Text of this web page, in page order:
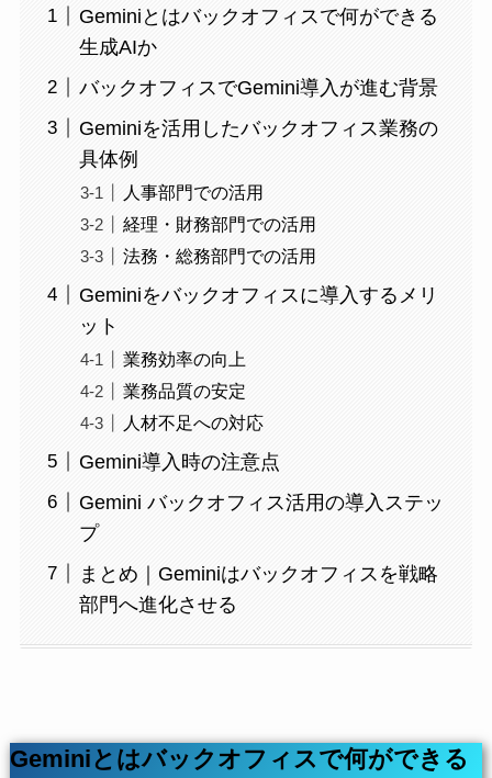
Geminiとはバックオフィスで何ができる
生成AIか
バックオフィスでGemini導入が進む背景
Geminiを活用したバックオフィス業務の
具体例
人事部門での活用
経理・財務部門での活用
法務・総務部門での活用
Geminiをバックオフィスに導入するメリ
ット
業務効率の向上
業務品質の安定
人材不足への対応
Gemini導入時の注意点
Gemini バックオフィス活用の導入ステッ
プ
まとめ｜Geminiはバックオフィスを戦略
部門へ進化させる
Geminiとはバックオフィスで何ができる